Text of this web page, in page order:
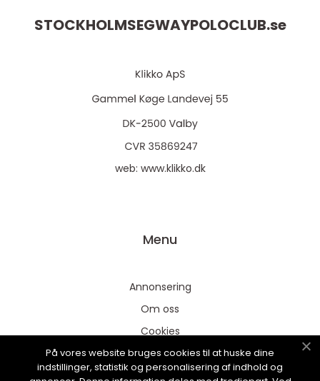
STOCKHOLMSEGWAYPOLOCLUB.se
web: www.klikko.dk
Menu
Annonsering
Om oss
Cookies
Kontakta oss
Sitemap
På vores website bruges cookies til at huske dine
indstillinger, statistik og personalisering af indhold og